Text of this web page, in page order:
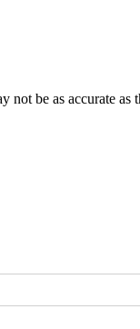
not be as accurate as